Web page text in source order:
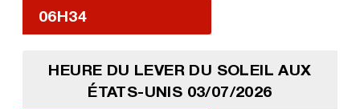
06H34
HEURE DU LEVER DU SOLEIL AUX
ÉTATS-UNIS 03/07/2026